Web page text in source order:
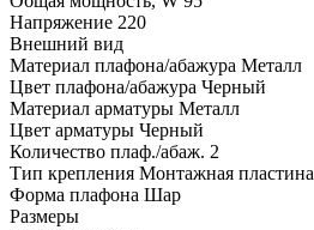
Напряжение 220
Внешний вид
Материал плафона/абажура Металл
Цвет плафона/абажура Черный
Материал арматуры Металл
Цвет арматуры Черный
Количество плаф./абаж. 2
Тип крепления Монтажная пластина
Форма плафона Шар
Размеры